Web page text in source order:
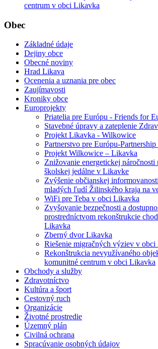
centrum v obci Likavka
Obec
Základné údaje
Dejiny obce
Obecné noviny
Hrad Likava
Ocenenia a uznania pre obec
Zaujímavosti
Kroniky obce
Europrojekty
Priatelia pre Európu - Friends for
Stavebné úpravy a zateplenie
Projekt Likavka - Wilkowice
Partnerstvo pre Európu-
Projekt Wilkowice – Likavka
Znižovanie energetickej náročnosti
školskej jedálne v Likavke
Zvýšenie občianskej
mladých ľudí Žilinského kraja na
WiFi pre Teba v obci Likavka
Zvyšovanie bezpečnosti a
prostredníctvom rekonštrukcie
Likavka
Zberný dvor Likavka
Riešenie migračných výziev v
Rekonštrukcia nevyužívaného
komunitné centrum v obci Likavka
Obchody a služby
Zdravotníctvo
Kultúra a šport
Cestovný ruch
Organizácie
Životné prostredie
Územný plán
Civilná ochrana
Spracúvanie osobných údajov